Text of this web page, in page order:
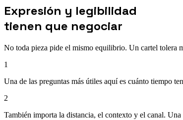
Expresión y legibilidad
tienen que negociar
No toda pieza pide el mismo equilibrio. Un cartel tolera
1
Una de las preguntas más útiles aquí es cuánto tiempo
2
También importa la distancia, el contexto y el canal.